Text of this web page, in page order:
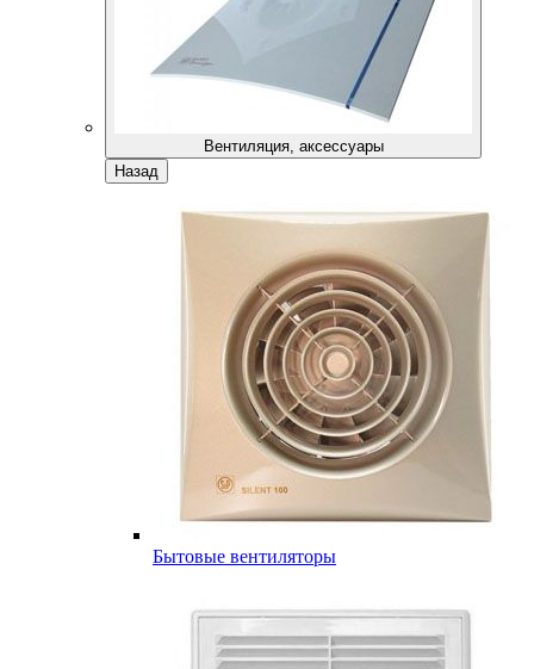
Вентиляция, аксессуары
Назад
Бытовые вентиляторы